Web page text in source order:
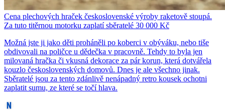
Cena plechových hraček československé výroby raketově stoupá.
Za tuto titěrnou motorku zaplatí sběratelé 30 000 Kč
Možná jste ji jako děti proháněli po koberci v obýváku, nebo tiše
obdivovali na poličce u dědečka v pracovně. Tehdy to byla jen
milovaná hračka či vkusná dekorace za pár korun, která dotvářela
kouzlo československých domovů. Dnes je ale všechno jinak.
Sběratelé jsou za tento zdánlivě nenápadný retro kousek ochotni
zaplatit sumu, ze které se točí hlava.